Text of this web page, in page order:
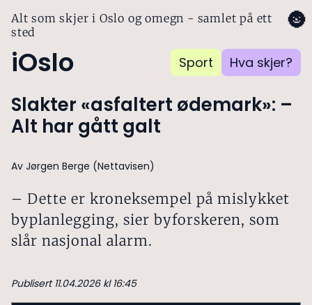
Alt som skjer i Oslo og omegn - samlet på ett
sted
iOslo Sport Hva skjer?
🌚
Slakter «asfaltert ødemark»: –
Alt har gått galt
Av Jørgen Berge (Nettavisen)
– Dette er kroneksempel på mislykket
byplanlegging, sier byforskeren, som
slår nasjonal alarm.
Publisert 11.04.2026 kl 16:45